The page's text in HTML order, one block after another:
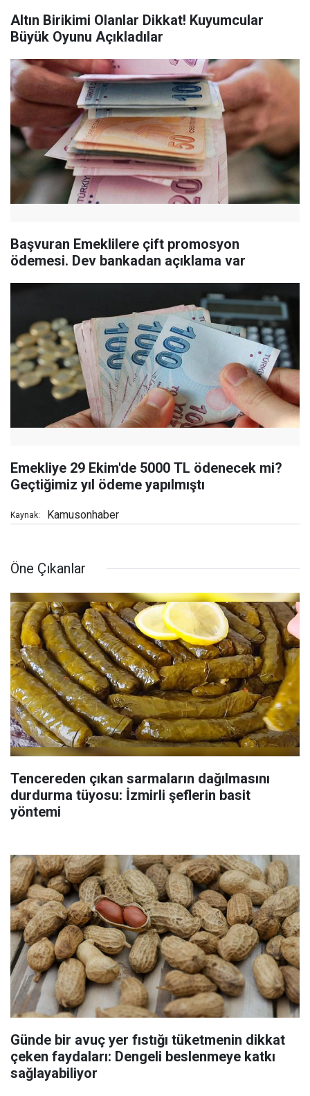
Altın Birikimi Olanlar Dikkat! Kuyumcular
Büyük Oyunu Açıkladılar
Başvuran Emeklilere çift promosyon
ödemesi. Dev bankadan açıklama var
Emekliye 29 Ekim'de 5000 TL ödenecek mi?
Geçtiğimiz yıl ödeme yapılmıştı
Kaynak: Kamusonhaber
Öne Çıkanlar
Tencereden çıkan sarmaların dağılmasını
durdurma tüyosu: İzmirli şeflerin basit
yöntemi
Günde bir avuç yer fıstığı tüketmenin dikkat
çeken faydaları: Dengeli beslenmeye katkı
sağlayabiliyor